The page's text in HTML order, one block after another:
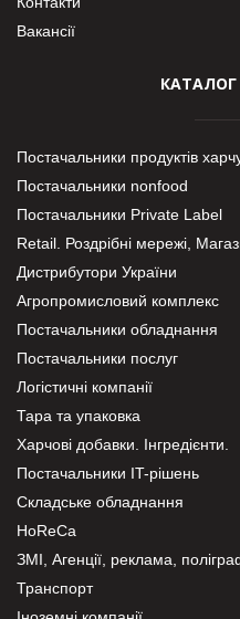
Вакансії
Постачальники продуктів
Постачальники nonfood
Постачальники Private Label
Retail. Роздрібні мережі,
Дистрибутори України
Агропромисловий комплекс
Постачальники обладнання
Постачальники послуг
Логістичні компанії
Тара та упаковка
Харчові добавки. Інгредієнти.
Постачальники IT-рішень
Складське обладнання
HoReCa
ЗМІ, Агенції, реклама,
Транспорт